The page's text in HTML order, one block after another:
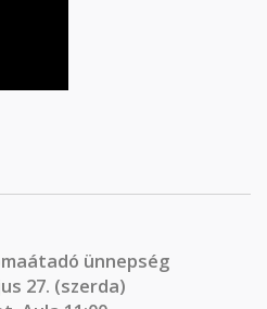
ünnepség
27. (szerda)